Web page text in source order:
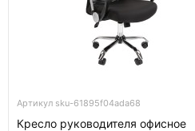
Артикул sku-61895f04ada68
Кресло руководителя офисное